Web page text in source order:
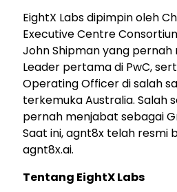
EightX Labs dipimpin oleh
Executive Centre
John Shipman yang
Leader pertama di PwC,
Operating Officer di salah
terkemuka Australia. Salah
pernah menjabat sebagai
Saat ini, agnt8x telah resmi
agnt8x.ai.
Tentang EightX Labs